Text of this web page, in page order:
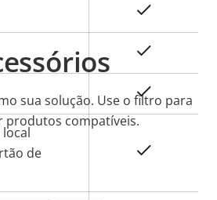
de
sua solução. Use o filtro para
produtos compatíveis.